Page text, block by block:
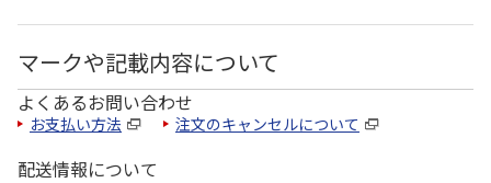
マークや記載内容について
よくあるお問い合わせ
お支払い方法 注文のキャンセルについて
配送情報について